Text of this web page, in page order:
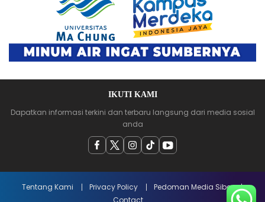
IKUTI KAMI
Dapatkan informasi terkini dan terbaru langsung dari media sosial
anda
Tentang Kami Privacy Policy
Pedoman Media Siber
Contact